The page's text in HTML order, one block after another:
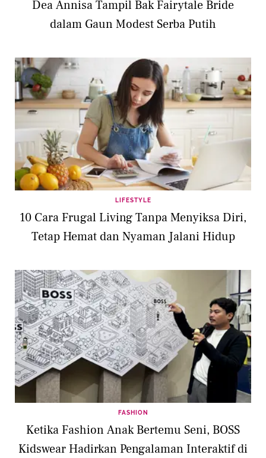
Dea Annisa Tampil Bak Fairytale Bride
dalam Gaun Modest Serba Putih
LIFESTYLE
10 Cara Frugal Living Tanpa Menyiksa Diri,
Tetap Hemat dan Nyaman Jalani Hidup
FASHION
Ketika Fashion Anak Bertemu Seni, BOSS
Kidswear Hadirkan Pengalaman Interaktif di